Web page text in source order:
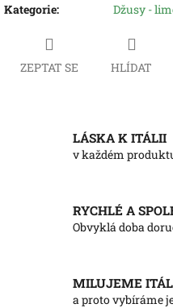
Kategorie: Džusy -
ZEPTAT SE HLÍDAT
LÁSKA K ITÁLII
v každém
RYCHLÉ A
Obvyklá doba
MILUJEME
a proto vybíráme